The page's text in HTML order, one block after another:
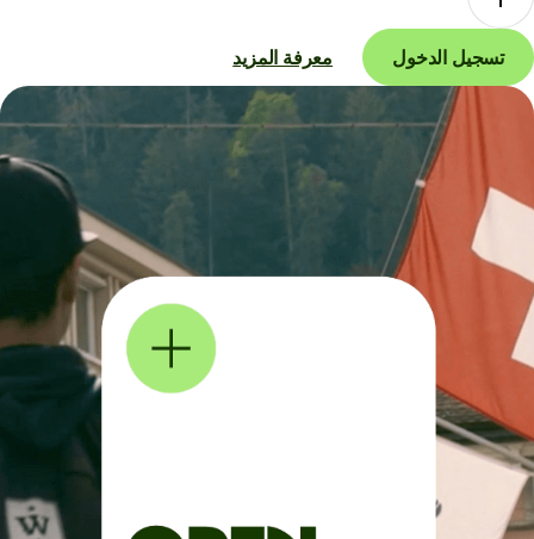
تسجيل الدخول معرفة المزيد